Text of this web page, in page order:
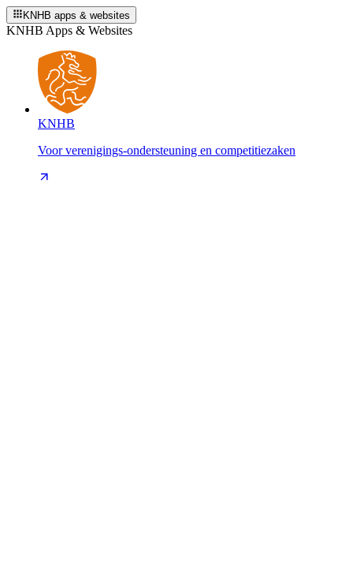
KNHB apps & websites
KNHB Apps & Websites
KNHB
Voor verenigings-ondersteuning en competitiezaken